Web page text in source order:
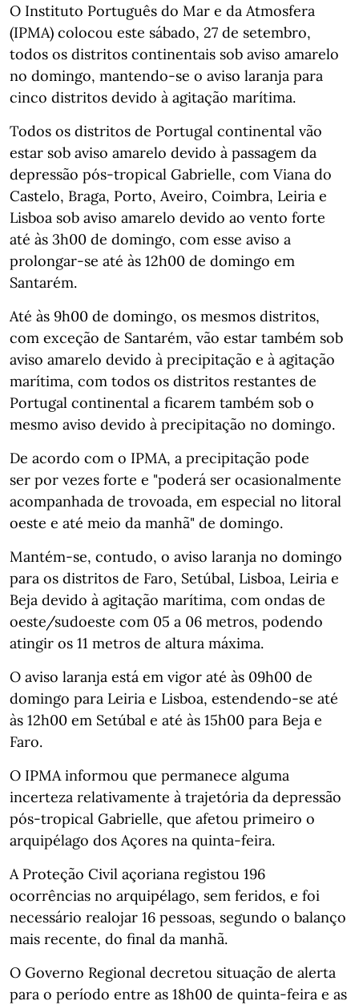
O Instituto Português do Mar e da Atmosfera
(IPMA) colocou este sábado, 27 de setembro,
todos os distritos continentais sob aviso amarelo
no domingo, mantendo-se o aviso laranja para
cinco distritos devido à agitação marítima.
Todos os distritos de Portugal continental vão
estar sob aviso amarelo devido à passagem da
depressão pós-tropical Gabrielle, com Viana do
Castelo, Braga, Porto, Aveiro, Coimbra, Leiria e
Lisboa sob aviso amarelo devido ao vento forte
até às 3h00 de domingo, com esse aviso a
prolongar-se até às 12h00 de domingo em
Santarém.
Até às 9h00 de domingo, os mesmos distritos,
com exceção de Santarém, vão estar também sob
aviso amarelo devido à precipitação e à agitação
marítima, com todos os distritos restantes de
Portugal continental a ficarem também sob o
mesmo aviso devido à precipitação no domingo.
De acordo com o IPMA, a precipitação pode
ser por vezes forte e "poderá ser ocasionalmente
acompanhada de trovoada, em especial no litoral
oeste e até meio da manhã" de domingo.
Mantém-se, contudo, o aviso laranja no domingo
para os distritos de Faro, Setúbal, Lisboa, Leiria e
Beja devido à agitação marítima, com ondas de
oeste/sudoeste com 05 a 06 metros, podendo
atingir os 11 metros de altura máxima.
O aviso laranja está em vigor até às 09h00 de
domingo para Leiria e Lisboa, estendendo-se até
às 12h00 em Setúbal e até às 15h00 para Beja e
Faro.
O IPMA informou que permanece alguma
incerteza relativamente à trajetória da depressão
pós-tropical Gabrielle, que afetou primeiro o
arquipélago dos Açores na quinta-feira.
A Proteção Civil açoriana registou 196
ocorrências no arquipélago, sem feridos, e foi
necessário realojar 16 pessoas, segundo o balanço
mais recente, do final da manhã.
O Governo Regional decretou situação de alerta
para o período entre as 18h00 de quinta-feira e as